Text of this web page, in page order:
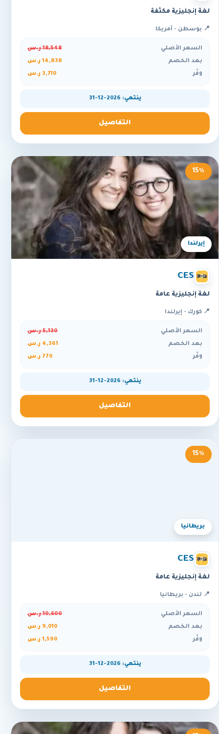
لغة إنجليزية مكثفة
📍 بوسطن - أمريكا
السعر الأصلي
18,548 ر.س
بعد الخصم
14,838 ر.س
وفّر
3,710 ر.س
ينتهي: 2026-12-31
التفاصيل
إيرلندا
15%
CES
لغة إنجليزية عامة
📍 كورك - إيرلندا
السعر الأصلي
5,130 ر.س
بعد الخصم
4,361 ر.س
وفّر
770 ر.س
ينتهي: 2026-12-31
التفاصيل
بريطانيا
15%
CES
لغة إنجليزية عامة
📍 لندن - بريطانيا
السعر الأصلي
10,600 ر.س
بعد الخصم
9,010 ر.س
وفّر
1,590 ر.س
ينتهي: 2026-12-31
التفاصيل